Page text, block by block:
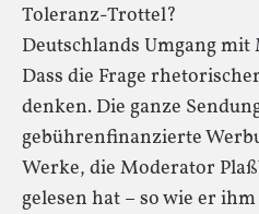
Toleranz-Trottel?
Deutschlands Umgang mit
Dass die Frage
denken. Die ganze
gebührenfinanzierte
Werke, die Moderator
gelesen hat – so wie er